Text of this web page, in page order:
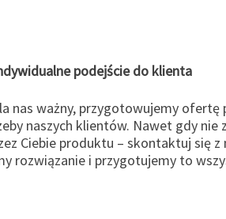
podejście do klienta
nas ważny, przygotowujemy ofertę
naszych klientów. Nawet gdy nie
Ciebie produktu – skontaktuj się z
rozwiązanie i przygotujemy to